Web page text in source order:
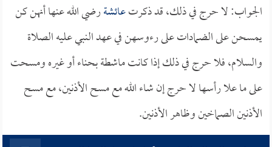
الجواب: لا حرج في ذلك، قد ذكرتعائشةرضي الله عنها أنهن كن
يمسحن على الضمادات على رءوسهن في عهد النبي عليه الصلاة
والسلام، فلا حرج في ذلك إذا كانت ماشطة بحناء أو غيره ومسحت
على ما علا رأسها لا حرج إن شاء الله مع مسح الأذنين، مع مسح
الأذنين الصماخين وظاهر الأذنين.